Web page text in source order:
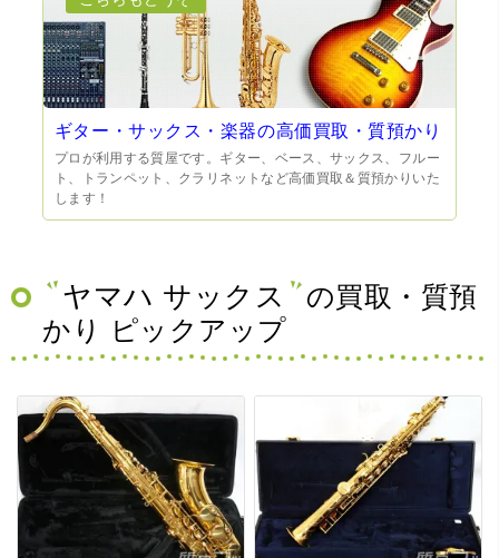
ギター・サックス・楽器の高価買取・質預かり
プロが利用する質屋です。ギター、ベース、サックス、フルー
ト、トランペット、クラリネットなど高価買取＆質預かりいた
します！
ヤマハ サックス
の買取・質預
かり ピックアップ